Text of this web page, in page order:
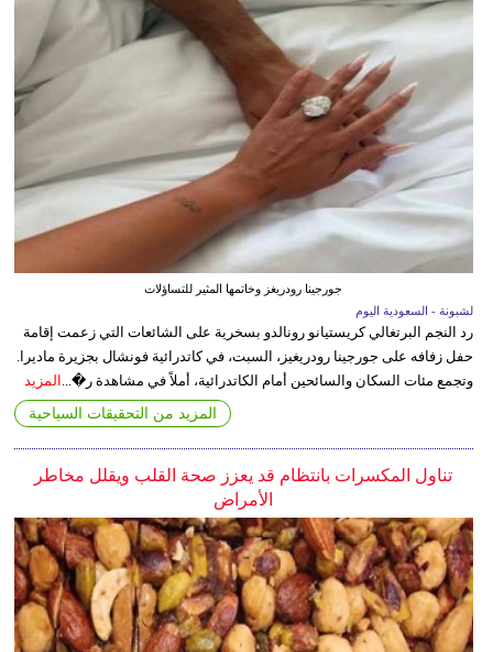
جورجينا رودريغز وخاتمها المثير للتساؤلات
لشبونة - السعودية اليوم
رد النجم البرتغالي كريستيانو رونالدو بسخرية على الشائعات التي زعمت إقامة
حفل زفافه على جورجينا رودريغيز، السبت، في كاتدرائية فونشال بجزيرة ماديرا.
وتجمع مئات السكان والسائحين أمام الكاتدرائية، أملاً في مشاهدة ر�... المزيد
المزيد من التحقيقات السياحية
تناول المكسرات بانتظام قد يعزز صحة القلب ويقلل مخاطر
الأمراض